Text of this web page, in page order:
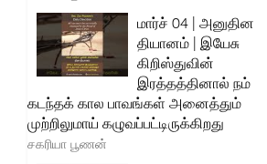
மார்ச் 04 | அனுதின
தியானம் | இயேசு
கிறிஸ்துவின்
இரத்தத்தினால் நம்
கடந்தக் கால பாவங்கள் அனைத்தும்
முற்றிலுமாய் கழுவப்பட்டிருக்கிறது
சகரியா பூணன்